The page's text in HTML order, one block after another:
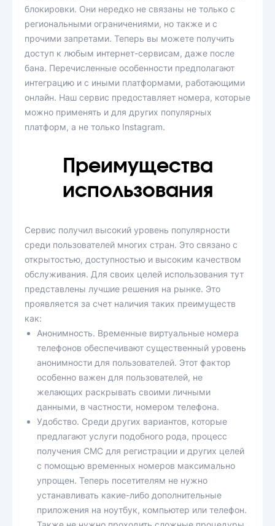
блокировки. Они нередко не связаны не только с
региональными ограничениями, но также и с
прочими запретами. Теперь вы можете получить
доступ к любым интернет-сервисам, даже после
бана. Перечисленные особенности предполагают
интеграцию и с иными платформами, работающими
онлайн. Наш сервис предоставляет номера, которые
можно применять и для других популярных
платформ, а не только Instagram.
Преимущества
использования
Сервис получил высокий уровень популярности
среди пользователей многих стран. Это связано с
открытостью, доступностью и высоким качеством
обслуживания. Для своих целей использования тут
представлены лучшие решения на рынке. Это
проявляется за счет наличия таких преимуществ
как:
Анонимность. Временные виртуальные номера
телефонов обеспечивают существенный уровень
анонимности для пользователей. Этот фактор
особенно важен для пользователей, не
желающих раскрывать своими личными
данными, в частности, номером телефона.
Удобство. Среди других вариантов, которые
предлагают услуги подобного рода, процесс
получения СМС для регистрации и других целей
с помощью временных номеров максимально
упрощен. Теперь посетителям не нужно
устанавливать какие-либо дополнительные
приложения на ноутбук, компьютер или телефон.